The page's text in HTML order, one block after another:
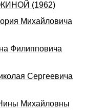
(1962)
Михайловича
Филипповича
Сергеевича
Михайловны